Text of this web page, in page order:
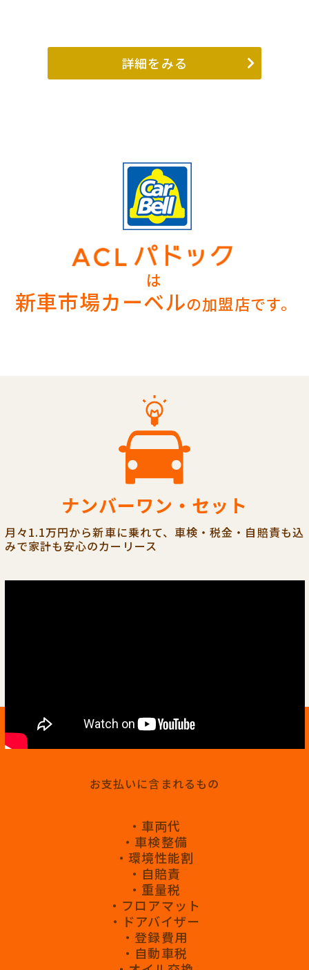
詳細をみる
は
新車市場カーベルの加盟店です。
ナンバーワン・セット
月々1.1万円から新車に乗れて、車検・税金・自賠責も込
みで家計も安心のカーリース
お支払いに含まれるもの
・車両代
・車検整備
・環境性能割
・自賠責
・重量税
・フロアマット
・ドアバイザー
・登録費用
・自動車税